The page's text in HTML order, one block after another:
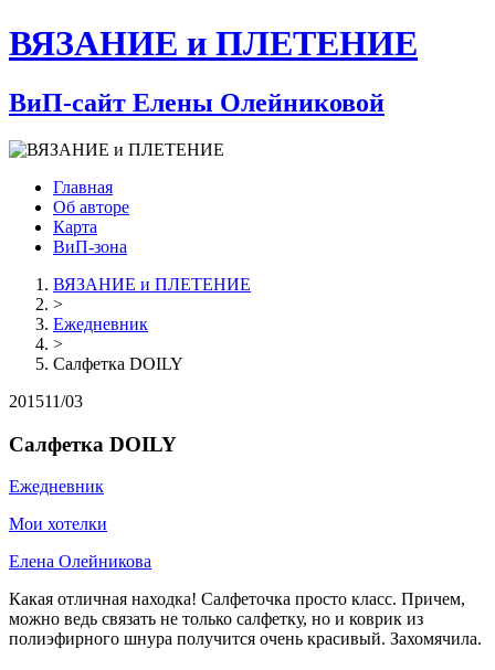
ВЯЗАНИЕ и ПЛЕТЕНИЕ
ВиП-сайт Елены Олейниковой
Главная
Об авторе
Карта
ВиП-зона
ВЯЗАНИЕ и ПЛЕТЕНИЕ
>
Ежедневник
>
Салфетка DOILY
201511/03
Салфетка DOILY
Ежедневник
Мои хотелки
Елена Олейникова
Какая отличная находка! Салфеточка просто класс. Причем,
можно ведь связать не только салфетку, но и коврик из
полиэфирного шнура получится очень красивый. Захомячила.